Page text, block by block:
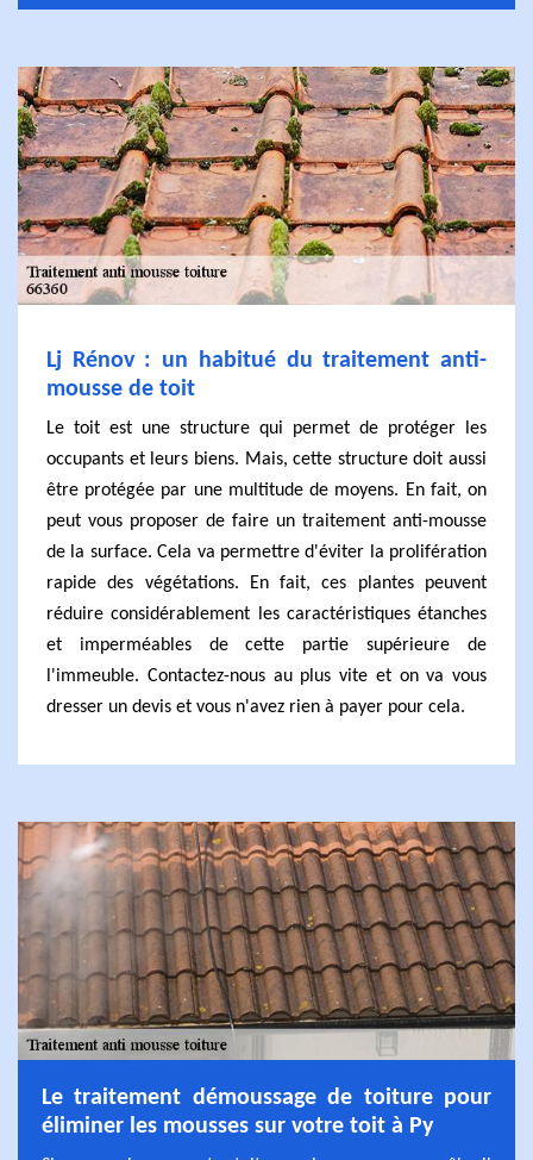
Lj Rénov : un habitué du traitement anti-
mousse de toit
Le toit est une structure qui permet de protéger les
occupants et leurs biens. Mais, cette structure doit aussi
être protégée par une multitude de moyens. En fait, on
peut vous proposer de faire un traitement anti-mousse
de la surface. Cela va permettre d'éviter la prolifération
rapide des végétations. En fait, ces plantes peuvent
réduire considérablement les caractéristiques étanches
et imperméables de cette partie supérieure de
l'immeuble. Contactez-nous au plus vite et on va vous
dresser un devis et vous n'avez rien à payer pour cela.
Le traitement démoussage de toiture pour
éliminer les mousses sur votre toit à Py